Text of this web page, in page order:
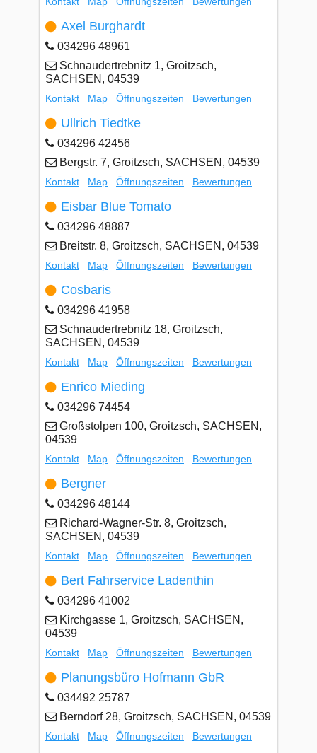
Axel Burghardt
034296 48961
Schnaudertrebnitz 1, Groitzsch,
SACHSEN, 04539
Kontakt Map Öffnungszeiten Bewertungen
Ullrich Tiedtke
034296 42456
Bergstr. 7, Groitzsch, SACHSEN, 04539
Kontakt Map Öffnungszeiten Bewertungen
Eisbar Blue Tomato
034296 48887
Breitstr. 8, Groitzsch, SACHSEN, 04539
Kontakt Map Öffnungszeiten Bewertungen
Cosbaris
034296 41958
Schnaudertrebnitz 18, Groitzsch,
SACHSEN, 04539
Kontakt Map Öffnungszeiten Bewertungen
Enrico Mieding
034296 74454
Großstolpen 100, Groitzsch, SACHSEN,
04539
Kontakt Map Öffnungszeiten Bewertungen
Bergner
034296 48144
Richard-Wagner-Str. 8, Groitzsch,
SACHSEN, 04539
Kontakt Map Öffnungszeiten Bewertungen
Bert Fahrservice Ladenthin
034296 41002
Kirchgasse 1, Groitzsch, SACHSEN,
04539
Kontakt Map Öffnungszeiten Bewertungen
Planungsbüro Hofmann GbR
034492 25787
Berndorf 28, Groitzsch, SACHSEN, 04539
Kontakt Map Öffnungszeiten Bewertungen